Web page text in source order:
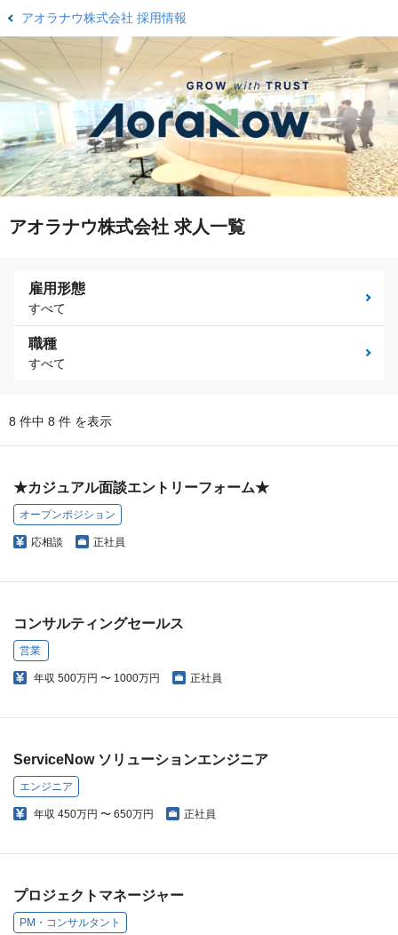
アオラナウ株式会社 採用情報
アオラナウ株式会社 求人一覧
雇用形態
すべて
職種
すべて
8 件中 8 件 を表示
★カジュアル面談エントリーフォーム★
オープンポジション
応相談 正社員
コンサルティングセールス
営業
年収 500万円 〜 1000万円 正社員
ServiceNow ソリューションエンジニア
エンジニア
年収 450万円 〜 650万円 正社員
プロジェクトマネージャー
PM・コンサルタント